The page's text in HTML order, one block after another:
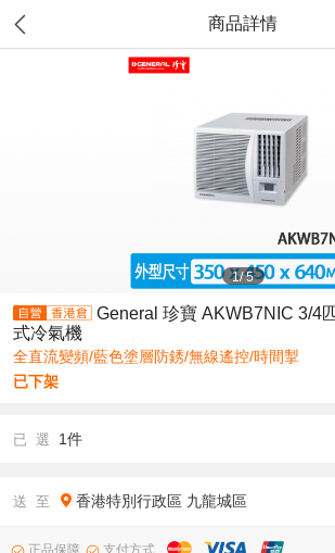
商品詳情
1/5
General 珍寶 AKWB7NIC 3/4
式冷氣機
全直流變頻/藍色塗層防銹/無線遙控/時間掣
已下架
已 選 1件
送 至 香港特別行政區 九龍城區